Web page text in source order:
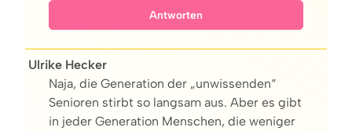
Antworten
Ulrike Hecker
Naja, die Generation der „unwissenden“
Senioren stirbt so langsam aus. Aber es gibt
in jeder Generation Menschen, die weniger